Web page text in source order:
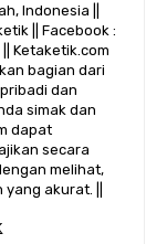
Indonesia ||
|| Facebook :
Ketaketik.com
bagian dari
dan
simak dan
dapat
secara
melihat,
akurat. ||